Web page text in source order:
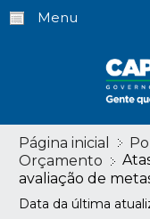
Menu
Página inicial
Orçamento
avaliação de
Data da última